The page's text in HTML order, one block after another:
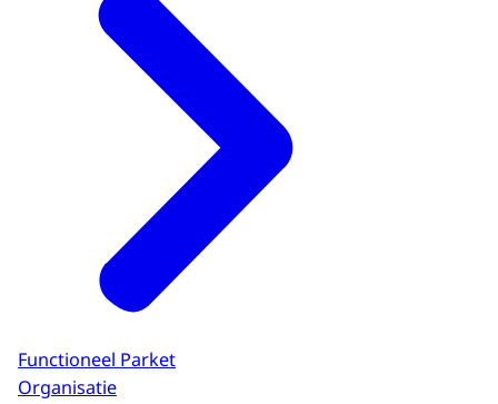
Functioneel Parket
Organisatie